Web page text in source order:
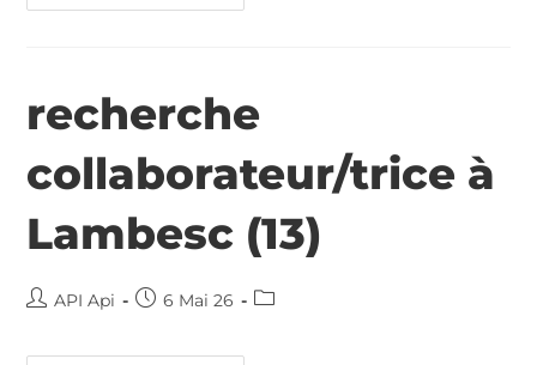
recherche
collaborateur/trice à
Lambesc (13)
API Api 6 Mai 26